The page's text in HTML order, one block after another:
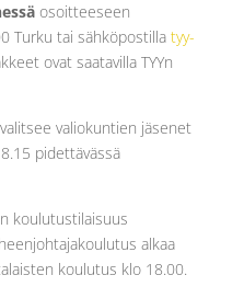
osoitteeseen
Turku tai sähköpostilla tyy-
ovat saatavilla TYYn
valiokuntien jäsenet
pidettävässä
koulutustilaisuus
alkaa
koulutus klo 18.00.